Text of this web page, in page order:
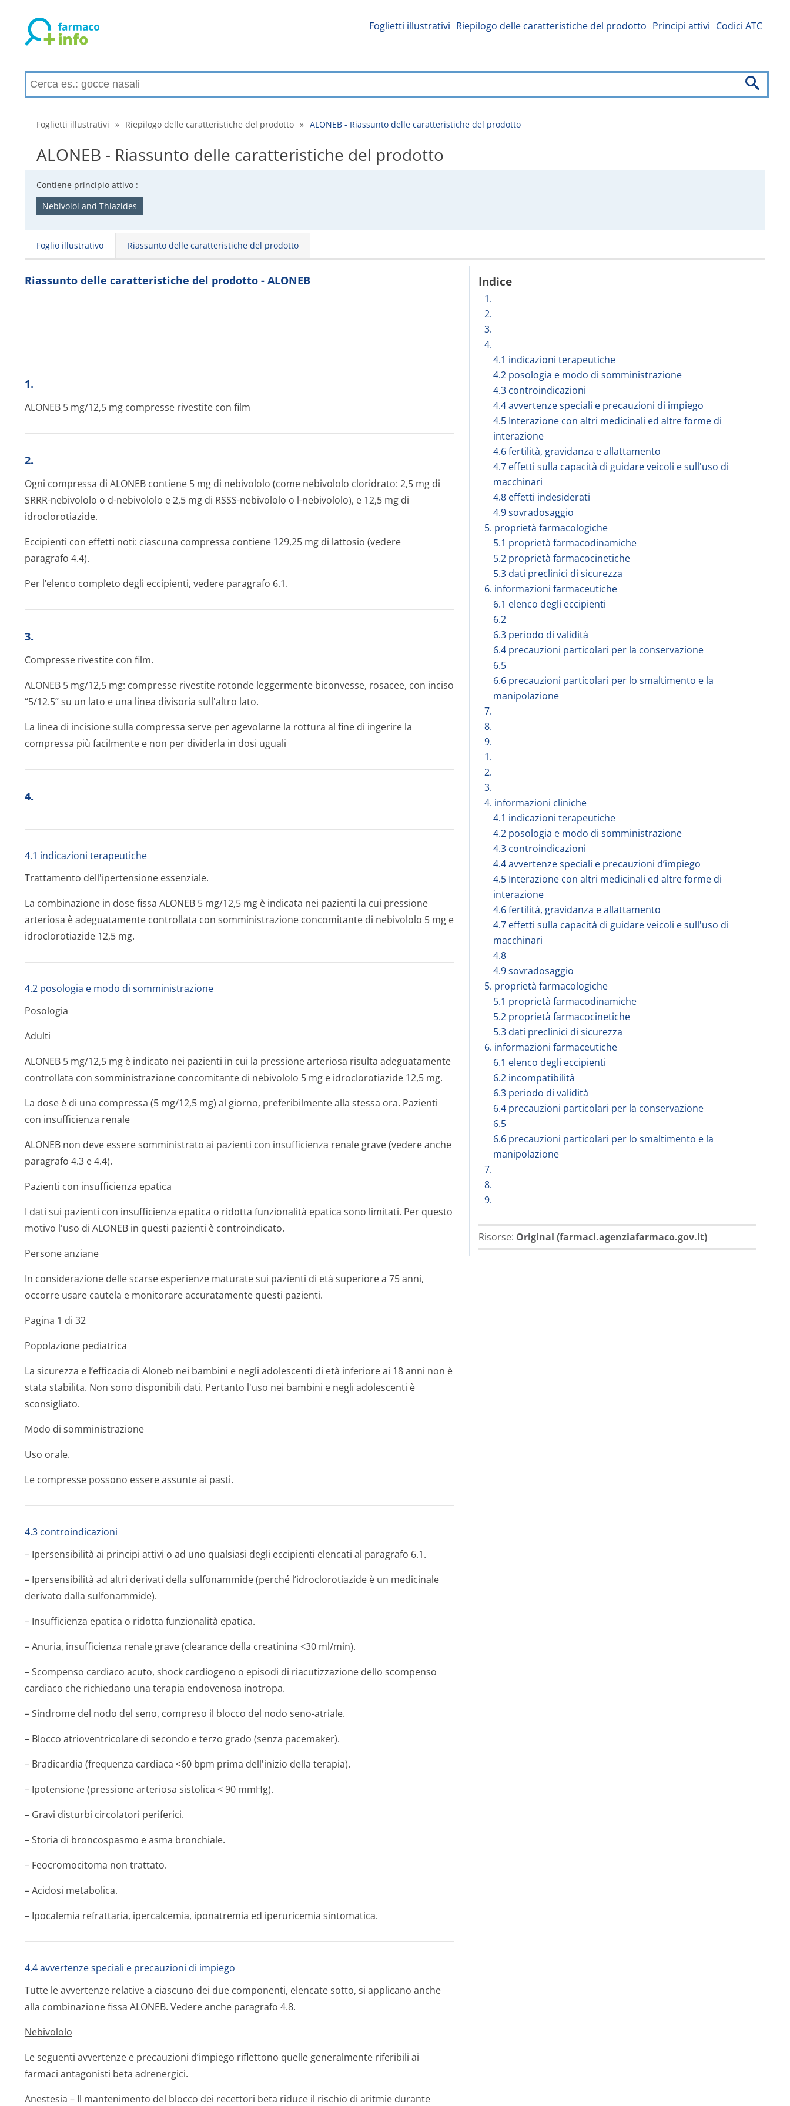
Foglietti illustrativi Riepilogo delle caratteristiche del prodotto Principi attivi Codici ATC
Foglietti illustrativi » Riepilogo delle caratteristiche del prodotto » ALONEB - Riassunto delle caratteristiche del prodotto
ALONEB - Riassunto delle caratteristiche del prodotto
Contiene principio attivo :
Nebivolol and Thiazides
Foglio illustrativo Riassunto delle caratteristiche del prodotto
Indice
1.
2.
3.
4.
4.1 indicazioni terapeutiche
4.2 posologia e modo di somministrazione
4.3 controindicazioni
4.4 avvertenze speciali e precauzioni di impiego
4.5 Interazione con altri medicinali ed altre forme di
interazione
4.6 fertilità, gravidanza e allattamento
4.7 effetti sulla capacità di guidare veicoli e sull'uso di
macchinari
4.8 effetti indesiderati
4.9 sovradosaggio
5. proprietà farmacologiche
5.1 proprietà farmacodinamiche
5.2 proprietà farmacocinetiche
5.3 dati preclinici di sicurezza
6. informazioni farmaceutiche
6.1 elenco degli eccipienti
6.2
6.3 periodo di validità
6.4 precauzioni particolari per la conservazione
6.5
6.6 precauzioni particolari per lo smaltimento e la
manipolazione
7.
8.
9.
1.
2.
3.
4. informazioni cliniche
4.1 indicazioni terapeutiche
4.2 posologia e modo di somministrazione
4.3 controindicazioni
4.4 avvertenze speciali e precauzioni d’impiego
4.5 Interazione con altri medicinali ed altre forme di
interazione
4.6 fertilità, gravidanza e allattamento
4.7 effetti sulla capacità di guidare veicoli e sull'uso di
macchinari
4.8
4.9 sovradosaggio
5. proprietà farmacologiche
5.1 proprietà farmacodinamiche
5.2 proprietà farmacocinetiche
5.3 dati preclinici di sicurezza
6. informazioni farmaceutiche
6.1 elenco degli eccipienti
6.2 incompatibilità
6.3 periodo di validità
6.4 precauzioni particolari per la conservazione
6.5
6.6 precauzioni particolari per lo smaltimento e la
manipolazione
7.
8.
9.
Risorse: Original (farmaci.agenziafarmaco.gov.it)
Riassunto delle caratteristiche del prodotto - ALONEB
1.
ALONEB 5 mg/12,5 mg compresse rivestite con film
2.
Ogni compressa di ALONEB contiene 5 mg di nebivololo (come nebivololo cloridrato: 2,5 mg di
SRRR-nebivololo o d-nebivololo e 2,5 mg di RSSS-nebivololo o l-nebivololo), e 12,5 mg di
idroclorotiazide.
Eccipienti con effetti noti: ciascuna compressa contiene 129,25 mg di lattosio (vedere
paragrafo 4.4).
Per l’elenco completo degli eccipienti, vedere paragrafo 6.1.
3.
Compresse rivestite con film.
ALONEB 5 mg/12,5 mg: compresse rivestite rotonde leggermente biconvesse, rosacee, con inciso
“5/12.5” su un lato e una linea divisoria sull'altro lato.
La linea di incisione sulla compressa serve per agevolarne la rottura al fine di ingerire la
compressa più facilmente e non per dividerla in dosi uguali
4.
4.1 indicazioni terapeutiche
Trattamento dell'ipertensione essenziale.
La combinazione in dose fissa ALONEB 5 mg/12,5 mg è indicata nei pazienti la cui pressione
arteriosa è adeguatamente controllata con somministrazione concomitante di nebivololo 5 mg e
idroclorotiazide 12,5 mg.
4.2 posologia e modo di somministrazione
Posologia
Adulti
ALONEB 5 mg/12,5 mg è indicato nei pazienti in cui la pressione arteriosa risulta adeguatamente
controllata con somministrazione concomitante di nebivololo 5 mg e idroclorotiazide 12,5 mg.
La dose è di una compressa (5 mg/12,5 mg) al giorno, preferibilmente alla stessa ora. Pazienti
con insufficienza re­nale
ALONEB non deve essere somministrato ai pazienti con insufficienza renale grave (vedere anche
paragrafo 4.3 e 4.4).
Pazienti con insufficienza epatica
I dati sui pazienti con insufficienza epatica o ridotta funzionalità epatica sono limitati. Per questo
motivo l'uso di ALONEB in questi pazienti è controindicato.
Persone anziane
In considerazione delle scarse esperienze maturate sui pazienti di età superiore a 75 anni,
occorre usare cautela e monitorare accuratamente questi pazienti.
Pagina 1 di 32
Popolazione pediatrica
La sicurezza e l’efficacia di Aloneb nei bambini e negli adolescenti di età inferiore ai 18 anni non è
stata stabilita. Non sono disponibili dati. Pertanto l'uso nei bambini e negli adolescenti è
sconsigliato.
Modo di somministrazione
Uso orale.
Le compresse possono essere assunte ai pasti.
4.3 controindicazioni
– Ipersensibilità ai principi attivi o ad uno qualsiasi degli eccipienti elencati al paragrafo 6.1.
– Ipersensibilità ad altri derivati della sulfonammide (perché l’idroclorotiazide è un medicinale
derivato dalla sulfonammide).
– Insufficienza epatica o ridotta funzionalità epatica.
– Anuria, insufficienza renale grave (clearance della creatinina <30 ml/min).
– Scompenso cardiaco acuto, shock cardiogeno o episodi di riacutizzazione dello scompenso
cardiaco che richiedano una terapia endovenosa inotropa.
– Sindrome del nodo del seno, compreso il blocco del nodo seno-atriale.
– Blocco atrioventricolare di secondo e terzo grado (senza pacemaker).
– Bradicardia (frequenza cardiaca <60 bpm prima dell'inizio della terapia).
– Ipotensione (pressione arteriosa sistolica < 90 mmHg).
– Gravi disturbi circolatori periferici.
– Storia di broncospasmo e asma bronchiale.
– Feocromocitoma non trattato.
– Acidosi metabolica.
– Ipocalemia refrattaria, ipercalcemia, iponatremia ed iperuricemia sintomatica.
4.4 avvertenze speciali e precauzioni di impiego
Tutte le avvertenze relative a ciascuno dei due componenti, elencate sotto, si applicano anche
alla combinazione fissa ALONEB. Vedere anche paragrafo 4.8.
Nebivololo
Le seguenti avvertenze e precauzioni d’impiego riflettono quelle generalmente riferibili ai
farmaci antagonisti beta adrenergici.
Anestesia – Il mantenimento del blocco dei recettori beta riduce il rischio di aritmie durante